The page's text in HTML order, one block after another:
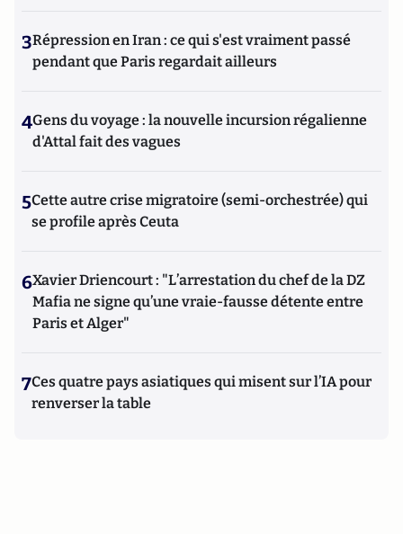
3Répression en Iran : ce qui s'est vraiment passé
pendant que Paris regardait ailleurs
4Gens du voyage : la nouvelle incursion régalienne
d'Attal fait des vagues
5Cette autre crise migratoire (semi-orchestrée) qui
se profile après Ceuta
6Xavier Driencourt : "L’arrestation du chef de la DZ
Mafia ne signe qu’une vraie-fausse détente entre
Paris et Alger"
7Ces quatre pays asiatiques qui misent sur l’IA pour
renverser la table